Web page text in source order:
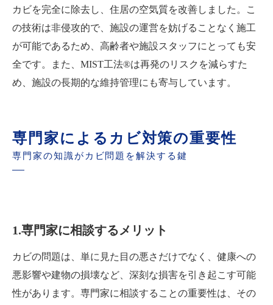
カビを完全に除去し、住居の空気質を改善しました。こ
の技術は非侵攻的で、施設の運営を妨げることなく施工
が可能であるため、高齢者や施設スタッフにとっても安
全です。また、MIST工法®は再発のリスクを減らすた
め、施設の長期的な維持管理にも寄与しています。
専門家によるカビ対策の重要性
専門家の知識がカビ問題を解決する鍵
1.専門家に相談するメリット
カビの問題は、単に見た目の悪さだけでなく、健康への
悪影響や建物の損壊など、深刻な損害を引き起こす可能
性があります。専門家に相談することの重要性は、その